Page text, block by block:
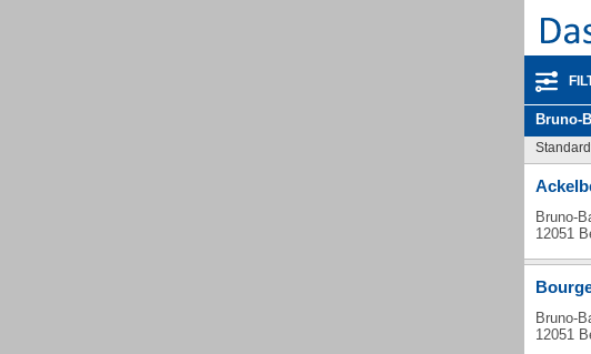
Bruno-
Bruno-
12051
Bruno-
12051